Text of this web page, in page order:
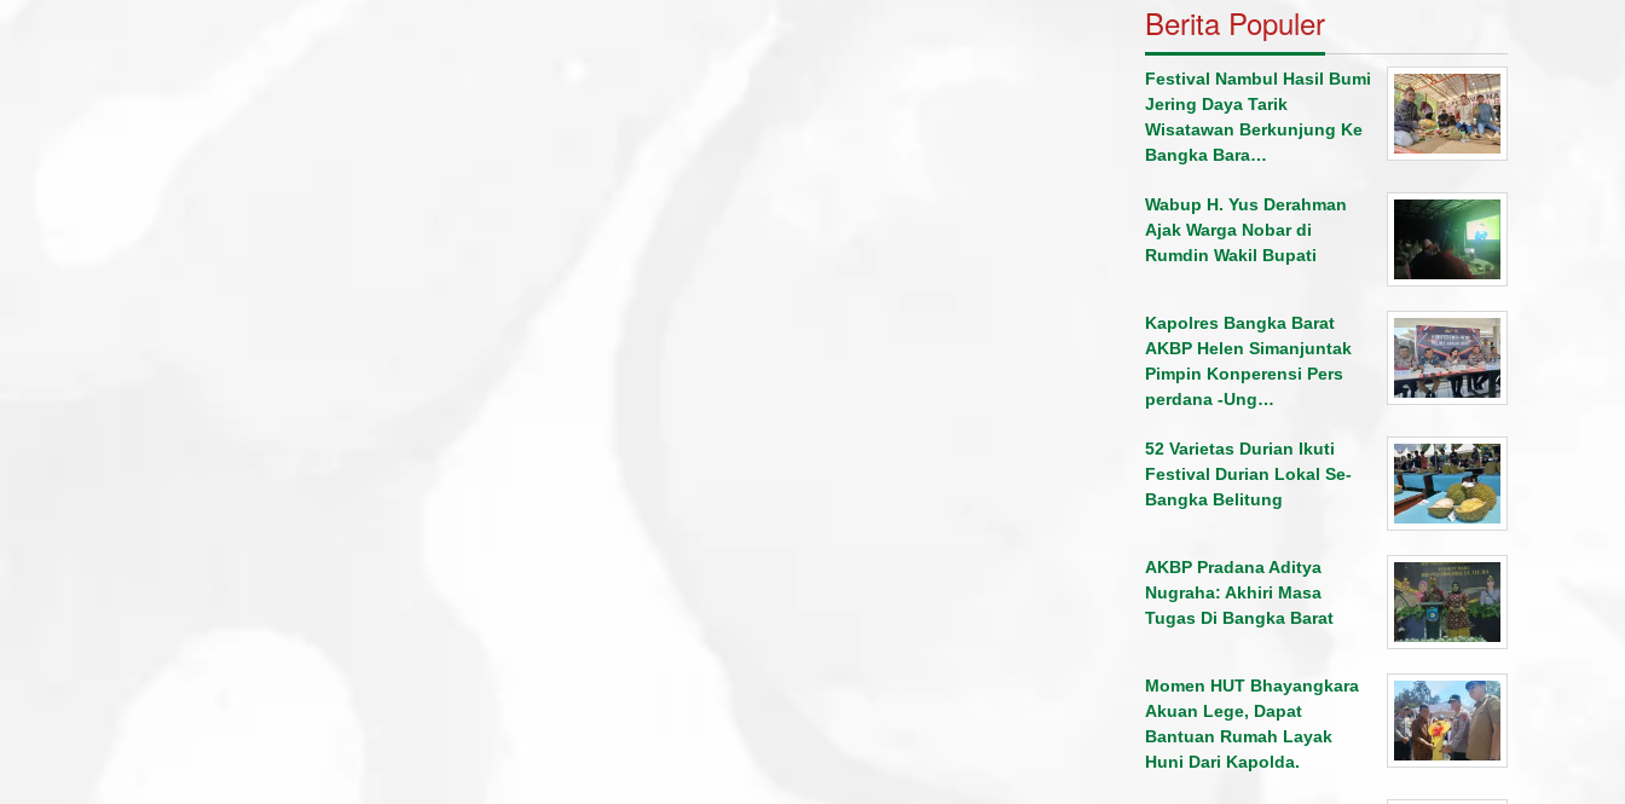
Berita Populer
Festival Nambul Hasil Bumi
Jering Daya Tarik
Wisatawan Berkunjung Ke
Bangka Bara…
Wabup H. Yus Derahman
Ajak Warga Nobar di
Rumdin Wakil Bupati
Kapolres Bangka Barat
AKBP Helen Simanjuntak
Pimpin Konperensi Pers
perdana -Ung…
52 Varietas Durian Ikuti
Festival Durian Lokal Se-
Bangka Belitung
AKBP Pradana Aditya
Nugraha: Akhiri Masa
Tugas Di Bangka Barat
Momen HUT Bhayangkara
Akuan Lege, Dapat
Bantuan Rumah Layak
Huni Dari Kapolda.